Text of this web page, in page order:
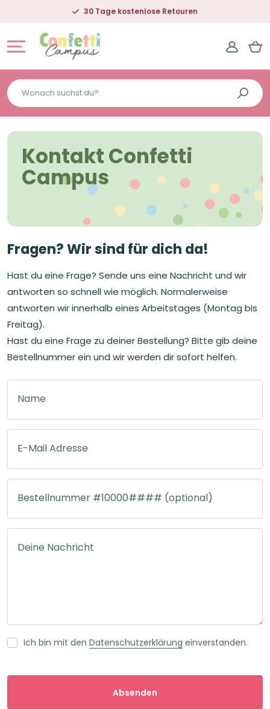
30 Tage kostenlose Retouren
Wonach
suchst
du?
Kontakt Confetti
Campus
Fragen? Wir sind für dich da!
Hast du eine Frage? Sende uns eine Nachricht und wir
antworten so schnell wie möglich. Normalerweise
antworten wir innerhalb eines Arbeitstages (Montag bis
Freitag).
Hast du eine Frage zu deiner Bestellung? Bitte gib deine
Bestellnummer ein und wir werden dir sofort helfen.
Name
E-Mail Adresse
Bestellnummer #10000#### (optional)
Deine Nachricht
Ich bin mit den Datenschutzerklärung einverstanden.